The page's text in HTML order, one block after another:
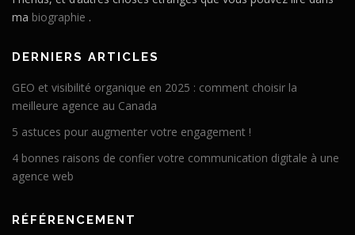
ma biographie .
DERNIERS ARTICLES
GEO et visibilité organique en 2025 : comment choisir la
meilleure agence au Canada
5 astuces pour augmenter votre engagement !
4 bonnes raisons de confier votre communication digitale à une
agence web
RÉFÉRENCEMENT